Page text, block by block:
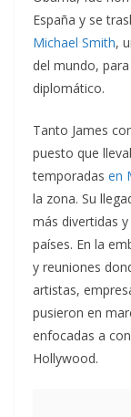
España y se
Michael Smith,
del mundo,
diplo­mático.
Tanto James
puesto que
temporadas en
la zona. Su
más divertidas
países. En la
y reuniones
artistas,
pusieron en
enfocadas a
Hollywood.